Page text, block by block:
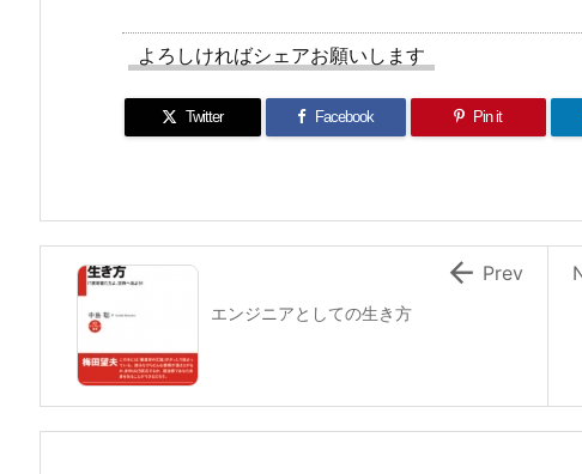
よろしければシェアお願いします
Twitter Facebook Pin it
エンジニアとしての生き方
 Prev